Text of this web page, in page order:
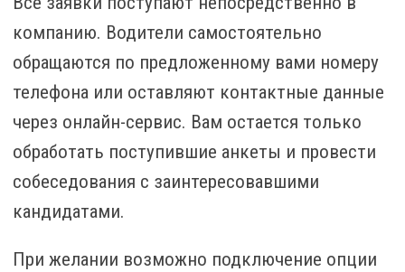
компанию. Водители самостоятельно
обращаются по предложенному вами номеру
телефона или оставляют контактные данные
через онлайн-сервис. Вам остается только
обработать поступившие анкеты и провести
собеседования с заинтересовавшими
кандидатами.
При желании возможно подключение опции